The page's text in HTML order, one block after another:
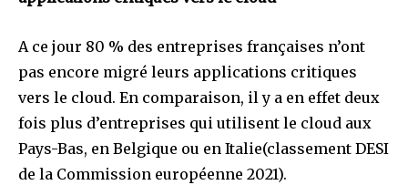
A ce jour 80 % des entreprises françaises n’ont
pas encore migré leurs applications critiques
vers le cloud. En comparaison, il y a en effet deux
fois plus d’entreprises qui utilisent le cloud aux
Pays-Bas, en Belgique ou en Italie(classement DESI
de la Commission européenne 2021).